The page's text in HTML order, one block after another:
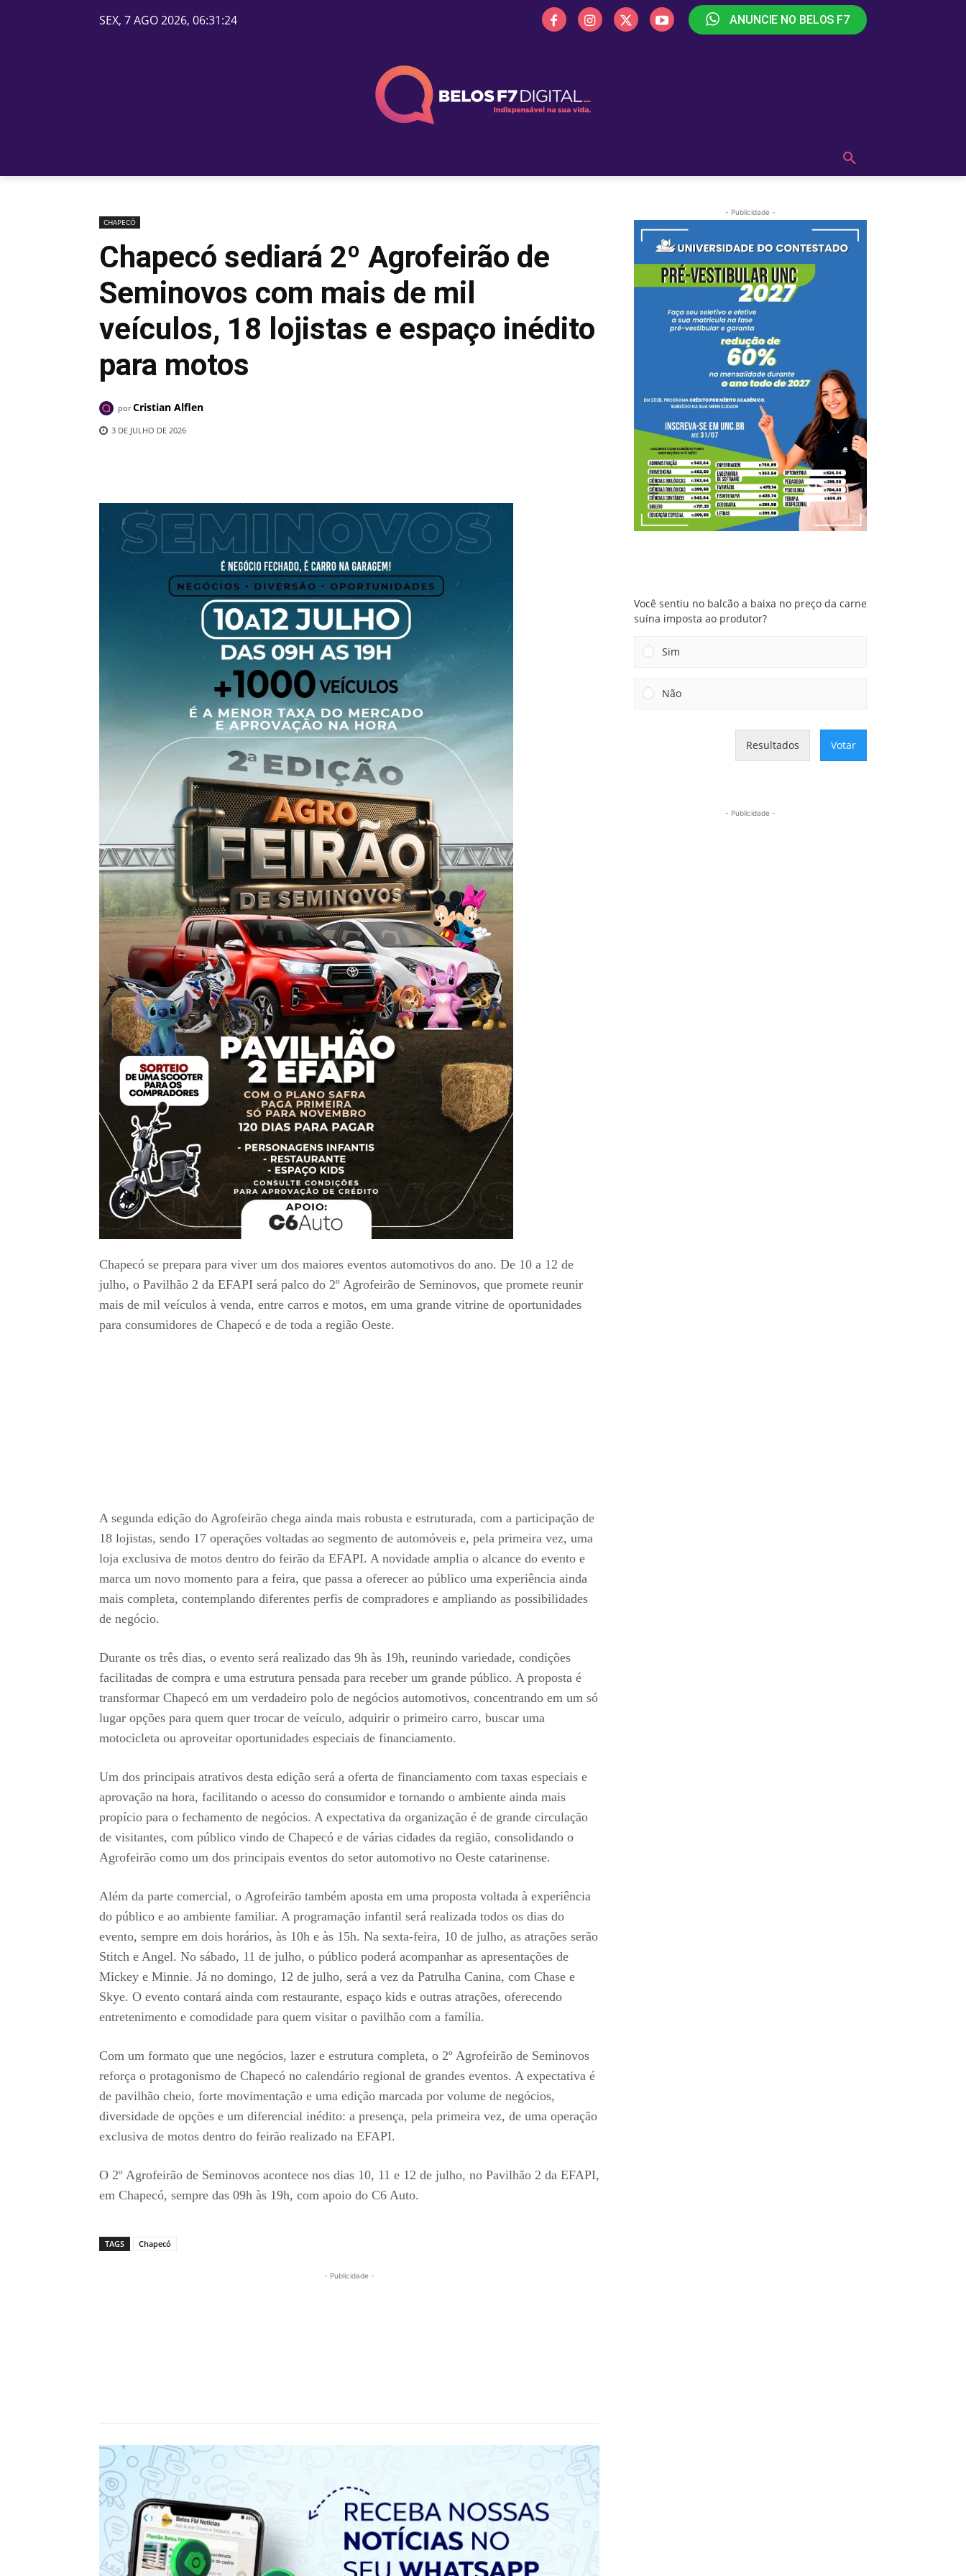
SEX, 7 AGO 2026, 06:31:24 ANUNCIE NO BELOS F7
CHAPECÓ
Chapecó sediará 2º Agrofeirão de
Seminovos com mais de mil
veículos, 18 lojistas e espaço inédito
para motos
por Cristian Alflen
3 DE JULHO DE 2026
Chapecó se prepara para viver um dos maiores eventos automotivos do ano. De 10 a 12 de
julho, o Pavilhão 2 da EFAPI será palco do 2º Agrofeirão de Seminovos, que promete reunir
mais de mil veículos à venda, entre carros e motos, em uma grande vitrine de oportunidades
para consumidores de Chapecó e de toda a região Oeste.
A segunda edição do Agrofeirão chega ainda mais robusta e estruturada, com a participação de
18 lojistas, sendo 17 operações voltadas ao segmento de automóveis e, pela primeira vez, uma
loja exclusiva de motos dentro do feirão da EFAPI. A novidade amplia o alcance do evento e
marca um novo momento para a feira, que passa a oferecer ao público uma experiência ainda
mais completa, contemplando diferentes perfis de compradores e ampliando as possibilidades
de negócio.
Durante os três dias, o evento será realizado das 9h às 19h, reunindo variedade, condições
facilitadas de compra e uma estrutura pensada para receber um grande público. A proposta é
transformar Chapecó em um verdadeiro polo de negócios automotivos, concentrando em um só
lugar opções para quem quer trocar de veículo, adquirir o primeiro carro, buscar uma
motocicleta ou aproveitar oportunidades especiais de financiamento.
Um dos principais atrativos desta edição será a oferta de financiamento com taxas especiais e
aprovação na hora, facilitando o acesso do consumidor e tornando o ambiente ainda mais
propício para o fechamento de negócios. A expectativa da organização é de grande circulação
de visitantes, com público vindo de Chapecó e de várias cidades da região, consolidando o
Agrofeirão como um dos principais eventos do setor automotivo no Oeste catarinense.
Além da parte comercial, o Agrofeirão também aposta em uma proposta voltada à experiência
do público e ao ambiente familiar. A programação infantil será realizada todos os dias do
evento, sempre em dois horários, às 10h e às 15h. Na sexta-feira, 10 de julho, as atrações serão
Stitch e Angel. No sábado, 11 de julho, o público poderá acompanhar as apresentações de
Mickey e Minnie. Já no domingo, 12 de julho, será a vez da Patrulha Canina, com Chase e
Skye. O evento contará ainda com restaurante, espaço kids e outras atrações, oferecendo
entretenimento e comodidade para quem visitar o pavilhão com a família.
Com um formato que une negócios, lazer e estrutura completa, o 2º Agrofeirão de Seminovos
reforça o protagonismo de Chapecó no calendário regional de grandes eventos. A expectativa é
de pavilhão cheio, forte movimentação e uma edição marcada por volume de negócios,
diversidade de opções e um diferencial inédito: a presença, pela primeira vez, de uma operação
exclusiva de motos dentro do feirão realizado na EFAPI.
O 2º Agrofeirão de Seminovos acontece nos dias 10, 11 e 12 de julho, no Pavilhão 2 da EFAPI,
em Chapecó, sempre das 09h às 19h, com apoio do C6 Auto.
TAGS Chapecó
- Publicidade -
- Publicidade -
Você sentiu no balcão a baixa no preço da carne
suína imposta ao produtor?
Sim
Não
Resultados Votar
- Publicidade -